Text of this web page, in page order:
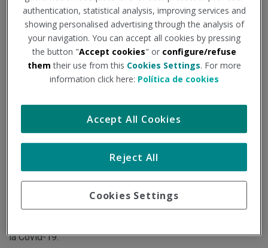
complicaciones del Covid
Institución - Fuente:diariofarma.com
Noticia
d’Investigació Sanitària Pere Virgili (IISPV), de Tarragona, y
de la Universitat Rovira i Virgili (URV), con la colaboración
de diferentes centros hospitalarios (entre ellos el Hospital
Joan XXIII) ha identificado un biomarcador que ayudará a
predecir si un paciente tiene mayor riesgo de sufrir
la Covid-19.
authentication, statistical analysis, improving services and
showing personalised advertising through the analysis of
your navigation. You can accept all cookies by pressing
the button "Accept cookies" or configure/refuse
them their use from this Cookies Settings. For more
information click here: Política de cookies
Cookies Settings
Reject All
Accept All Cookies